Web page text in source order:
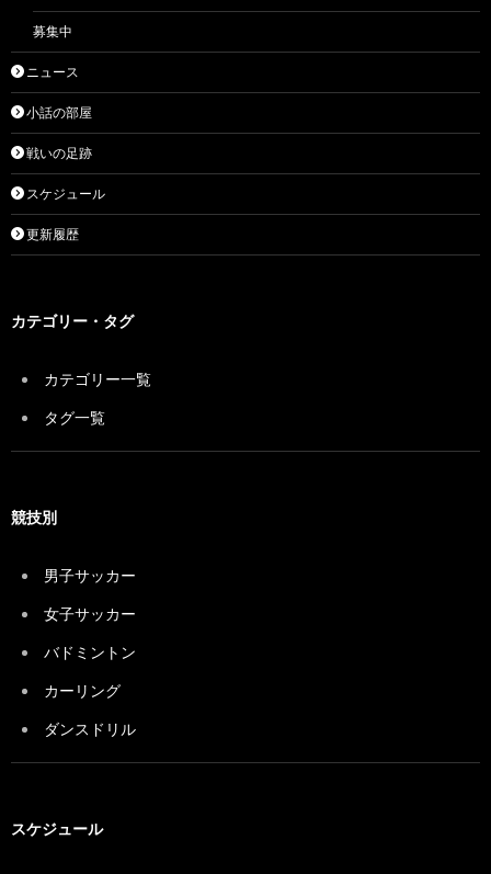
募集中
ニュース
小話の部屋
戦いの足跡
スケジュール
更新履歴
カテゴリー・タグ
カテゴリー一覧
タグ一覧
競技別
男子サッカー
女子サッカー
バドミントン
カーリング
ダンスドリル
スケジュール